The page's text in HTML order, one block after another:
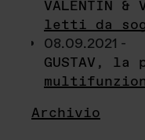
VALENTIN &
letti da
08.09.2021 -
GUSTAV, la
Archivio